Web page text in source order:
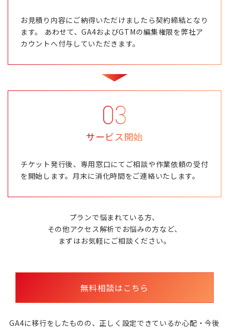
お見積り内容にご納得いただけましたら契約締結となり
ます。 あわせて、GA4およびGTMの編集権限を弊社ア
カウントへ付与していただきます。
サービス開始
チケット発行後、専用窓口にてご相談や作業依頼の受付
を開始します。月末に消化時間をご連絡いたします。
プランで悩まれている方、
その他アクセス解析でお悩みの方など、
まずはお気軽にご相談ください。
無料相談はこちら
GA4に移行をしたものの、正しく設定できているか心配・今後